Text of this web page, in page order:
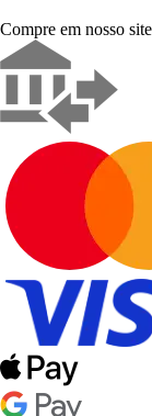
Compre em nosso